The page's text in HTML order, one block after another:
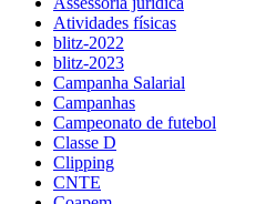
Atividades físicas
blitz-2022
blitz-2023
Campanha Salarial
Campanhas
Campeonato de futebol
Classe D
Clipping
CNTE